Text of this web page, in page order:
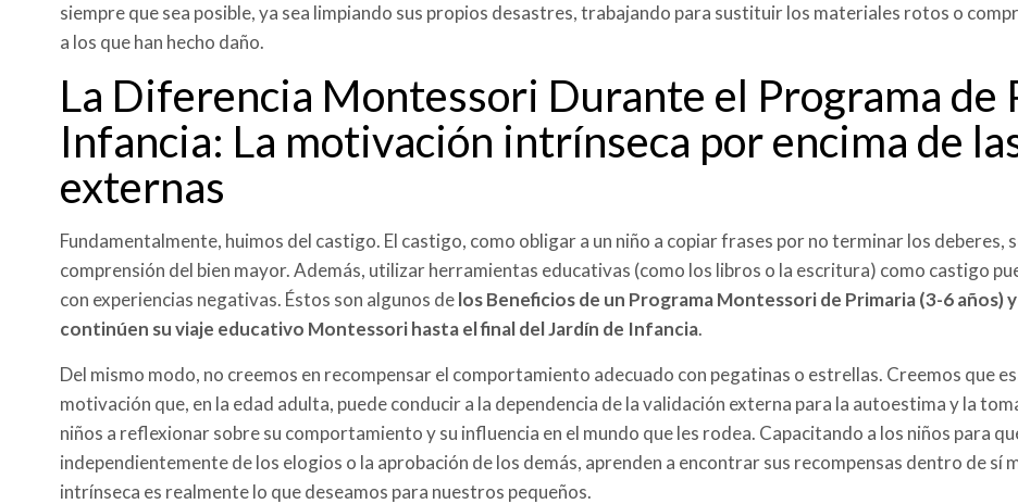
siempre que sea posible, ya sea limpiando sus propios desastres, trabajando para sustituir los materiales rotos o
a los que han hecho daño.
La Diferencia Montessori Durante el Programa de
Infancia: La motivación intrínseca por encima de
externas
Fundamentalmente, huimos del castigo. El castigo, como obligar a un niño a copiar frases por no terminar los deberes,
comprensión del bien mayor. Además, utilizar herramientas educativas (como los libros o la escritura) como castigo
con experiencias negativas. Éstos son algunos delos Beneficios de un Programa Montessori de Primaria (3-6
continúen su viaje educativo Montessori hasta el final del Jardín de Infancia.
Del mismo modo, no creemos en recompensar el comportamiento adecuado con pegatinas o estrellas. Creemos que
motivación que, en la edad adulta, puede conducir a la dependencia de la validación externa para la autoestima y la
niños a reflexionar sobre su comportamiento y su influencia en el mundo que les rodea. Capacitando a los niños para
independientemente de los elogios o la aprobación de los demás, aprenden a encontrar sus recompensas dentro de sí
intrínseca es realmente lo que deseamos para nuestros pequeños.